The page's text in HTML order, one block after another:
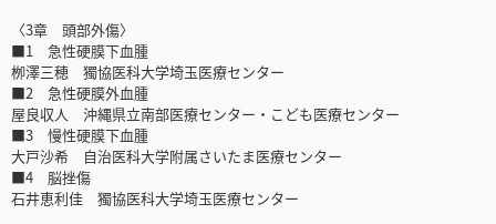
〈3章 頭部外傷〉
■1 急性硬膜下血腫
栁澤三穂 獨協医科大学埼玉医療センター
■2 急性硬膜外血腫
屋良収人 沖縄県立南部医療センター・こども医療センター
■3 慢性硬膜下血腫
大戸沙希 自治医科大学附属さいたま医療センター
■4 脳挫傷
石井恵利佳 獨協医科大学埼玉医療センター